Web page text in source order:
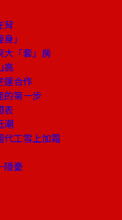
背
」
大「套」房
高
運合作
的第一步
表
潮
代工雪上加霜
隱憂